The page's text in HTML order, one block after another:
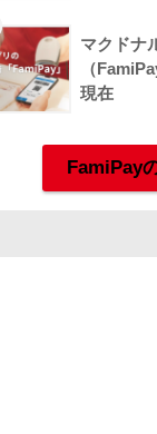
マクドナ
（
現在
FamiPay